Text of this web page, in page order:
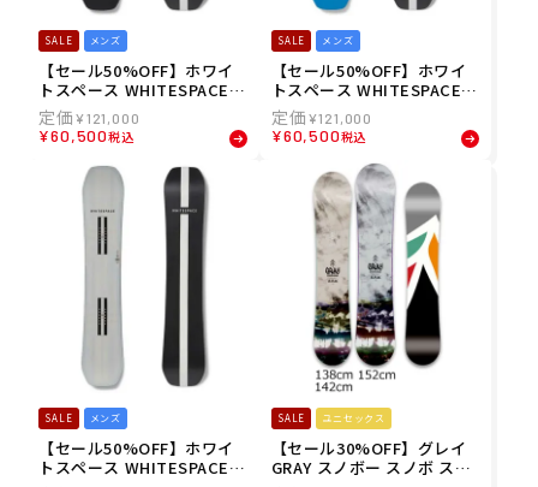
SALE メンズ
【セール50%OFF】ホワイ
トスペース WHITESPACE
スノボー スノボ スノーボー
ド 板 Freestyle Shaun Wh
ite Pro 25PRB メンズ 男性
¥121,000
¥60,500税込
SALE メンズ
【セール50%OFF】ホワイ
トスペース WHITESPACE
スノボー スノボ スノーボー
ド 板 Freestyle Shaun Wh
ite Pro 25PRA154 メンズ 男
性 24-25
¥121,000
¥60,500税込
SALE メンズ
【セール50%OFF】ホワイ
トスペース WHITESPACE
SALE ユニセックス
【セール30%OFF】グレイ
GRAY スノボー スノボ スノ